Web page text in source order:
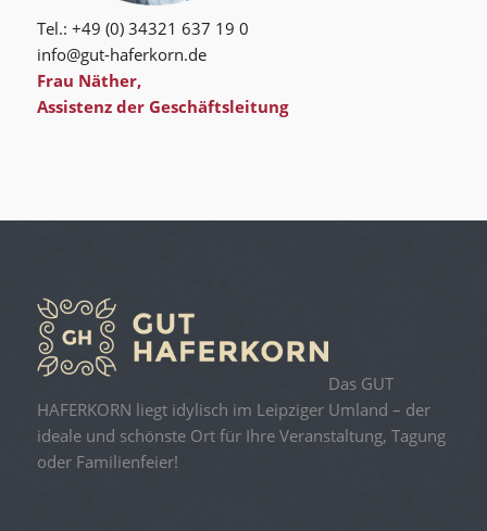
Tel.: +49 (0) 34321 637 19 0
info@gut-haferkorn.de
Frau Näther,
Assistenz der Geschäftsleitung
Das GUT
HAFERKORN liegt idylisch im Leipziger Umland – der
ideale und schönste Ort für Ihre Veranstaltung, Tagung
oder Familienfeier!